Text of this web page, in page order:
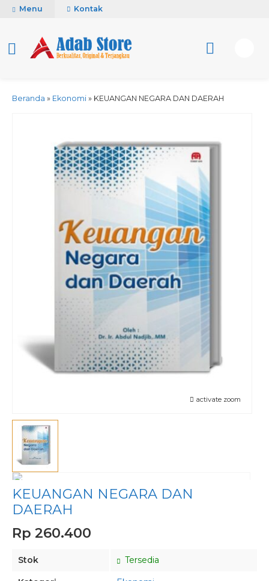
Menu Kontak
Beranda » Ekonomi » KEUANGAN NEGARA DAN DAERAH
activate zoom
KEUANGAN NEGARA DAN
DAERAH
Rp 260.400
Stok Tersedia